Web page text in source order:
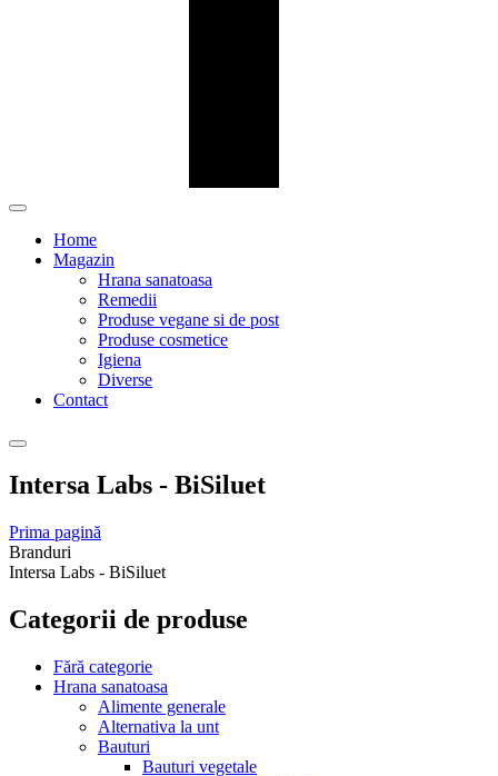
Home
Magazin
Hrana sanatoasa
Remedii
Produse vegane si de post
Produse cosmetice
Igiena
Diverse
Contact
Intersa Labs - BiSiluet
Prima pagină
Branduri
Intersa Labs - BiSiluet
Categorii de produse
Fără categorie
Hrana sanatoasa
Alimente generale
Alternativa la unt
Bauturi
Bauturi vegetale